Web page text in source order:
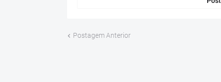
Postagem Anterior